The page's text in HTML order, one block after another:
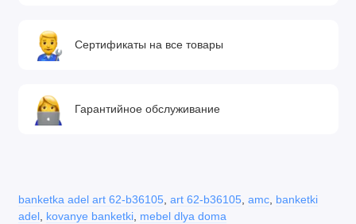
Сертификаты на все товары
Гарантийное обслуживание
banketka adel art 62-b36105, art 62-b36105, amc, banketki
adel, kovanye banketki, mebel dlya doma